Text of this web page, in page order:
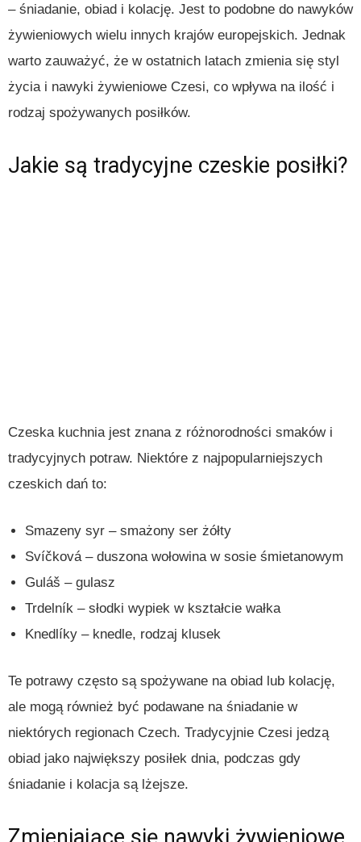
– śniadanie, obiad i kolację. Jest to podobne do nawyków
żywieniowych wielu innych krajów europejskich. Jednak
warto zauważyć, że w ostatnich latach zmienia się styl
życia i nawyki żywieniowe Czesi, co wpływa na ilość i
rodzaj spożywanych posiłków.
Jakie są tradycyjne czeskie posiłki?
Czeska kuchnia jest znana z różnorodności smaków i
tradycyjnych potraw. Niektóre z najpopularniejszych
czeskich dań to:
Smazeny syr – smażony ser żółty
Svíčková – duszona wołowina w sosie śmietanowym
Guláš – gulasz
Trdelník – słodki wypiek w kształcie wałka
Knedlíky – knedle, rodzaj klusek
Te potrawy często są spożywane na obiad lub kolację,
ale mogą również być podawane na śniadanie w
niektórych regionach Czech. Tradycyjnie Czesi jedzą
obiad jako największy posiłek dnia, podczas gdy
śniadanie i kolacja są lżejsze.
Zmieniające się nawyki żywieniowe